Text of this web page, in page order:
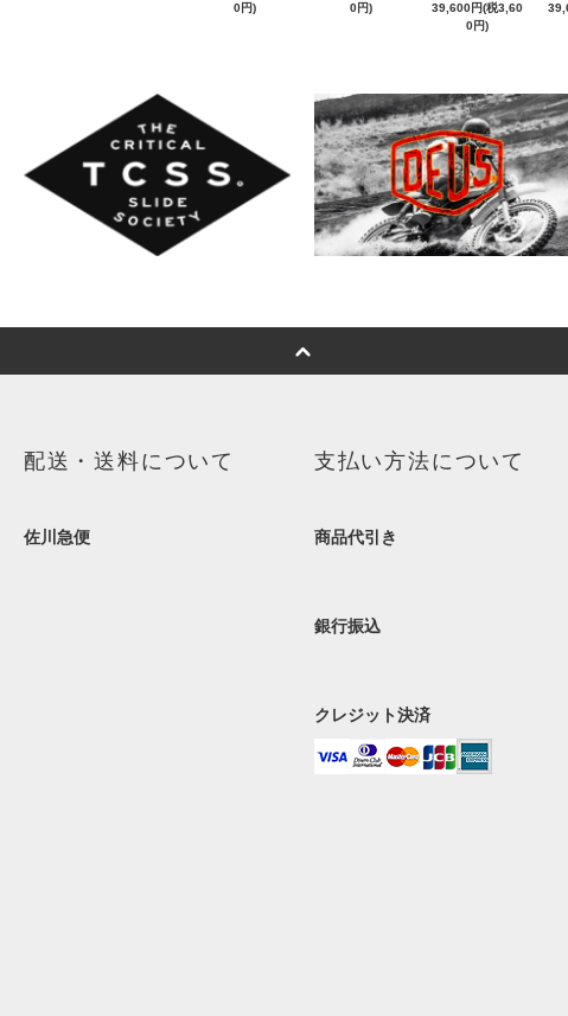
0円)
0円)
39,600円(税3,60
0円)
配送・送料について
佐川急便
支払い方法について
商品代引き
銀行振込
クレジット決済